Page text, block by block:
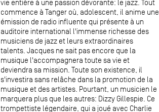
vie entière à une passion dévorante: le jazz. Tout
commence à Tanger où, adolescent, il anime une
émission de radio influente qui présente à un
auditoire international l'immense richesse des
musiciens de jazz et leurs extraordinaires
talents. Jacques ne sait pas encore que la
musique l'accompagnera toute sa vie et
deviendra sa mission. Toute son existence, il
s'investira sans relâche dans la promotion de la
musique et des artistes. Pourtant, un musicien le
marquera plus que les autres: Dizzy Gillespie. Ce
trompettiste légendaire, qui a joué avec Charlie